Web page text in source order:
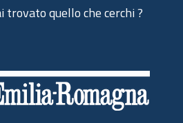
trovato quello che cerchi ?